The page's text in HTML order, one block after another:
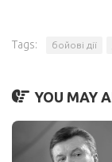
Tags: бойові дії
YOU MAY